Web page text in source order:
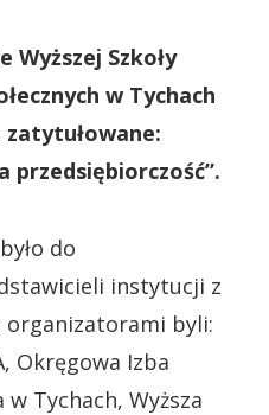
Wyższej Szkoły
w Tychach
zatytułowane:
przedsiębiorczość”.
do
instytucji z
organizatorami byli:
Okręgowa Izba
w Tychach, Wyższa